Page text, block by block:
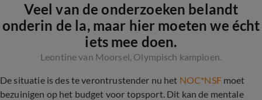
Veel van de onderzoeken belandt
onderin de la, maar hier moeten we écht
iets mee doen.
Leontine van Moorsel, Olympisch kampioen.
De situatie is des te verontrustender nu het NOC*NSFmoet
bezuinigen op het budget voor topsport. Dit kan de mentale